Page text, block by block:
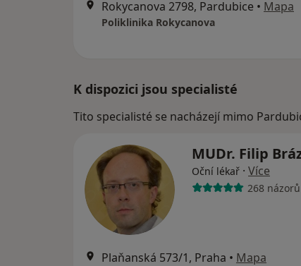
Rokycanova 2798, Pardubice • Mapa
Poliklinika Rokycanova
K dispozici jsou specialisté
Tito specialisté se nacházejí mimo
MUDr. Filip
Oční lékař · Více
268 názorů
Plaňanská 573/1, Praha • Mapa